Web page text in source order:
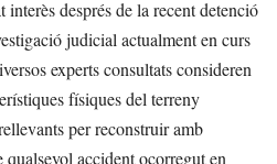
interès després de la recent detenció
judicial actualment en curs
experts consultats consideren
físiques del terreny
per reconstruir amb
accident ocorregut en